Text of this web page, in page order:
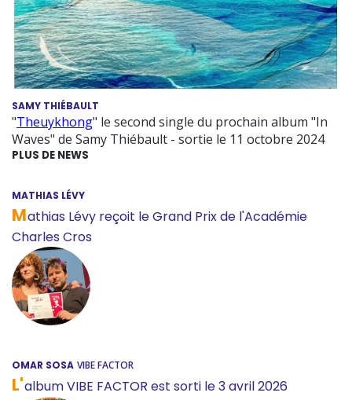
SAMY THIÉBAULT
"Theuykhong" le second single du prochain album "In
Waves" de Samy Thiébault - sortie le 11 octobre 2024
PLUS DE NEWS
MATHIAS LÉVY
Mathias Lévy reçoit le Grand Prix de l'Académie
Charles Cros
OMAR SOSA VIBE FACTOR
L'album VIBE FACTOR est sorti le 3 avril 2026